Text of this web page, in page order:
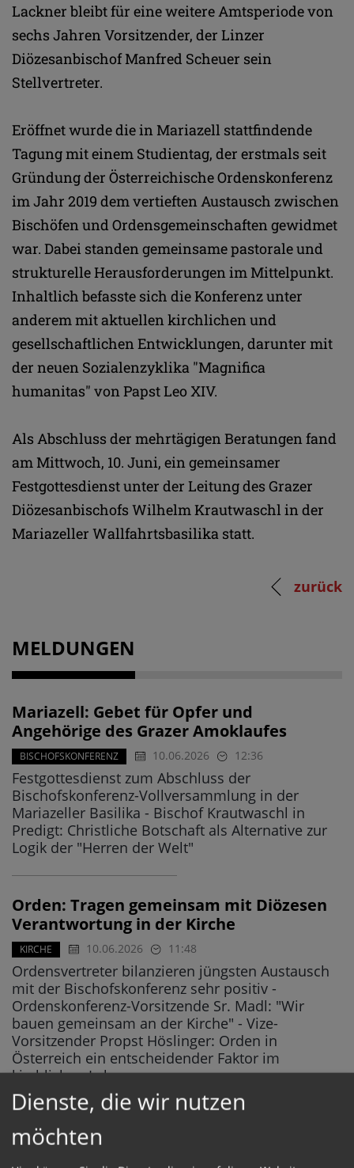
Lackner bleibt für eine weitere Amtsperiode von
sechs Jahren Vorsitzender, der Linzer
Diözesanbischof Manfred Scheuer sein
Stellvertreter.
Eröffnet wurde die in Mariazell stattfindende
Tagung mit einem Studientag, der erstmals seit
Gründung der Österreichische Ordenskonferenz
im Jahr 2019 dem vertieften Austausch zwischen
Bischöfen und Ordensgemeinschaften gewidmet
war. Dabei standen gemeinsame pastorale und
strukturelle Herausforderungen im Mittelpunkt.
Inhaltlich befasste sich die Konferenz unter
anderem mit aktuellen kirchlichen und
gesellschaftlichen Entwicklungen, darunter mit
der neuen Sozialenzyklika "Magnifica
humanitas" von Papst Leo XIV.
Als Abschluss der mehrtägigen Beratungen fand
am Mittwoch, 10. Juni, ein gemeinsamer
Festgottesdienst unter der Leitung des Grazer
Diözesanbischofs Wilhelm Krautwaschl in der
Mariazeller Wallfahrtsbasilika statt.
zurück
MELDUNGEN
Mariazell: Gebet für Opfer und
Angehörige des Grazer Amoklaufes
BISCHOFSKONFERENZ 10.06.2026 12:36
Festgottesdienst zum Abschluss der
Bischofskonferenz-Vollversammlung in der
Mariazeller Basilika - Bischof Krautwaschl in
Predigt: Christliche Botschaft als Alternative zur
Logik der "Herren der Welt"
Orden: Tragen gemeinsam mit Diözesen
Verantwortung in der Kirche
KIRCHE 10.06.2026 11:48
Ordensvertreter bilanzieren jüngsten Austausch
mit der Bischofskonferenz sehr positiv -
Ordenskonferenz-Vorsitzende Sr. Madl: "Wir
bauen gemeinsam an der Kirche" - Vize-
Vorsitzender Propst Höslinger: Orden in
Österreich ein entscheidender Faktor im
kirchlichen Leben
Künstliche Intelligenz, Ordensleben,
Vorsitzendenwahl
Dienste, die wir nutzen
möchten